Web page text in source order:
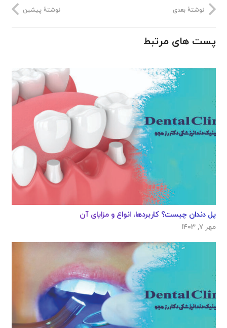
نوشتهٔ پیشین نوشتهٔ بعدی
پست های مرتبط
پل دندان چیست؟ کاربردها، انواع و مزایای آن
مهر ۷, ۱۴۰۳